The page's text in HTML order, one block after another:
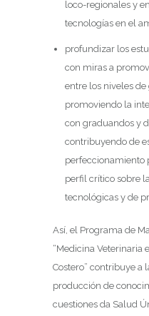
loco-regionales y
tecnologías en el
profundizar los
con miras a
entre los niveles
promoviendo la
con graduandos y
contribuyendo de
perfeccionamiento
perfil crítico sobre
tecnológicas y de
Así, el Programa de
“Medicina Veterinaria
Costero” contribuye a
producción de
cuestiones da Salud